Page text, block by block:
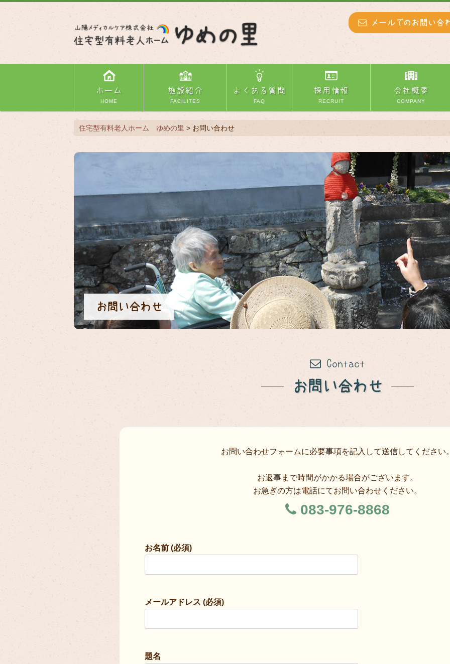
メールでのお問い合
ホーム
HOME
施設紹介
FACILITES
よくある質問
FAQ
採用情報
RECRUIT
会社概要
COMPANY
住宅型有料老人ホーム ゆめの里 > お問い合わせ
お問い合わせ
Contact
お問い合わせ
お問い合わせフォームに必要事項を記入して送信してください
お返事まで時間がかかる場合がございます。
お急ぎの方は電話にてお問い合わせください。
083-976-8868
お名前 (必須)
メールアドレス (必須)
題名